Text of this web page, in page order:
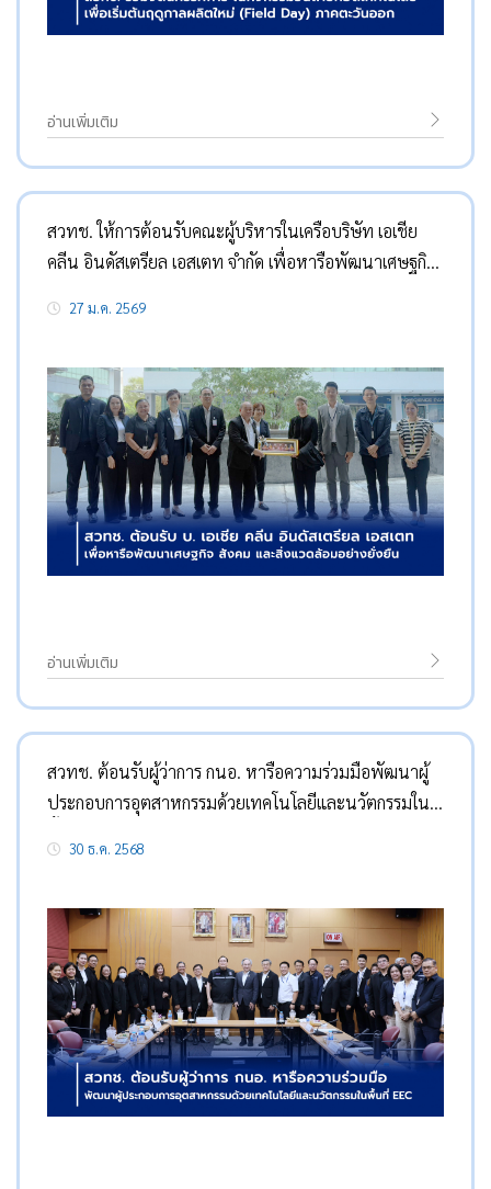
อ่านเพิ่มเติม
สวทช. ให้การต้อนรับคณะผู้บริหารในเครือบริษัท เอเชีย
คลีน อินดัสเตรียล เอสเตท จำกัด เพื่อหารือพัฒนาเศษฐกิจ
27 ม.ค. 2569
อ่านเพิ่มเติม
สวทช. ต้อนรับผู้ว่าการ กนอ. หารือความร่วมมือพัฒนาผู้
ประกอบการอุตสาหกรรมด้วยเทคโนโลยีและนวัตกรรมใน
30 ธ.ค. 2568